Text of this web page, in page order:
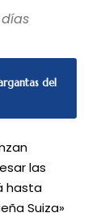
del
las
hasta
Suiza»